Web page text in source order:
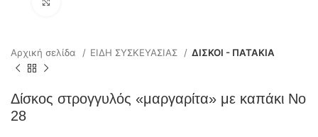
Αρχική σελίδα ΕΙΔΗ ΣΥΣΚΕΥΑΣΙΑΣ ΔΙΣΚΟΙ - ΠΑΤΑΚΙΑ
Δίσκος στρογγυλός «μαργαρίτα» με καπάκι Νο
28